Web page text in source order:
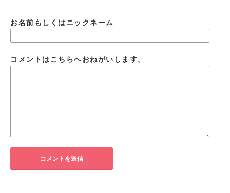
お名前もしくはニックネーム
コメントはこちらへおねがいします。